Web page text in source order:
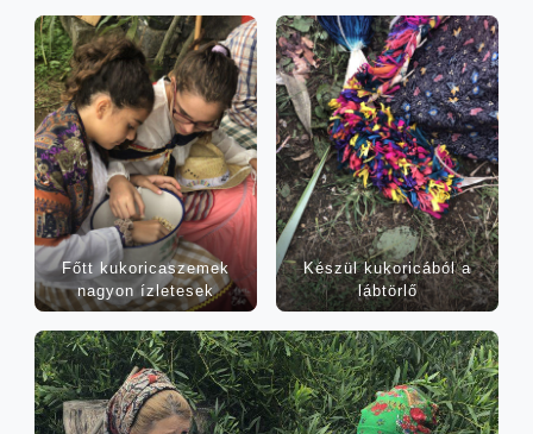
Főtt kuko­ri­ca­sze­mek
nagyon ízletesek
Készül kuko­ri­cá­ból a
lábtörlő